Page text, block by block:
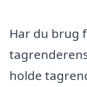
Har du brug
holde